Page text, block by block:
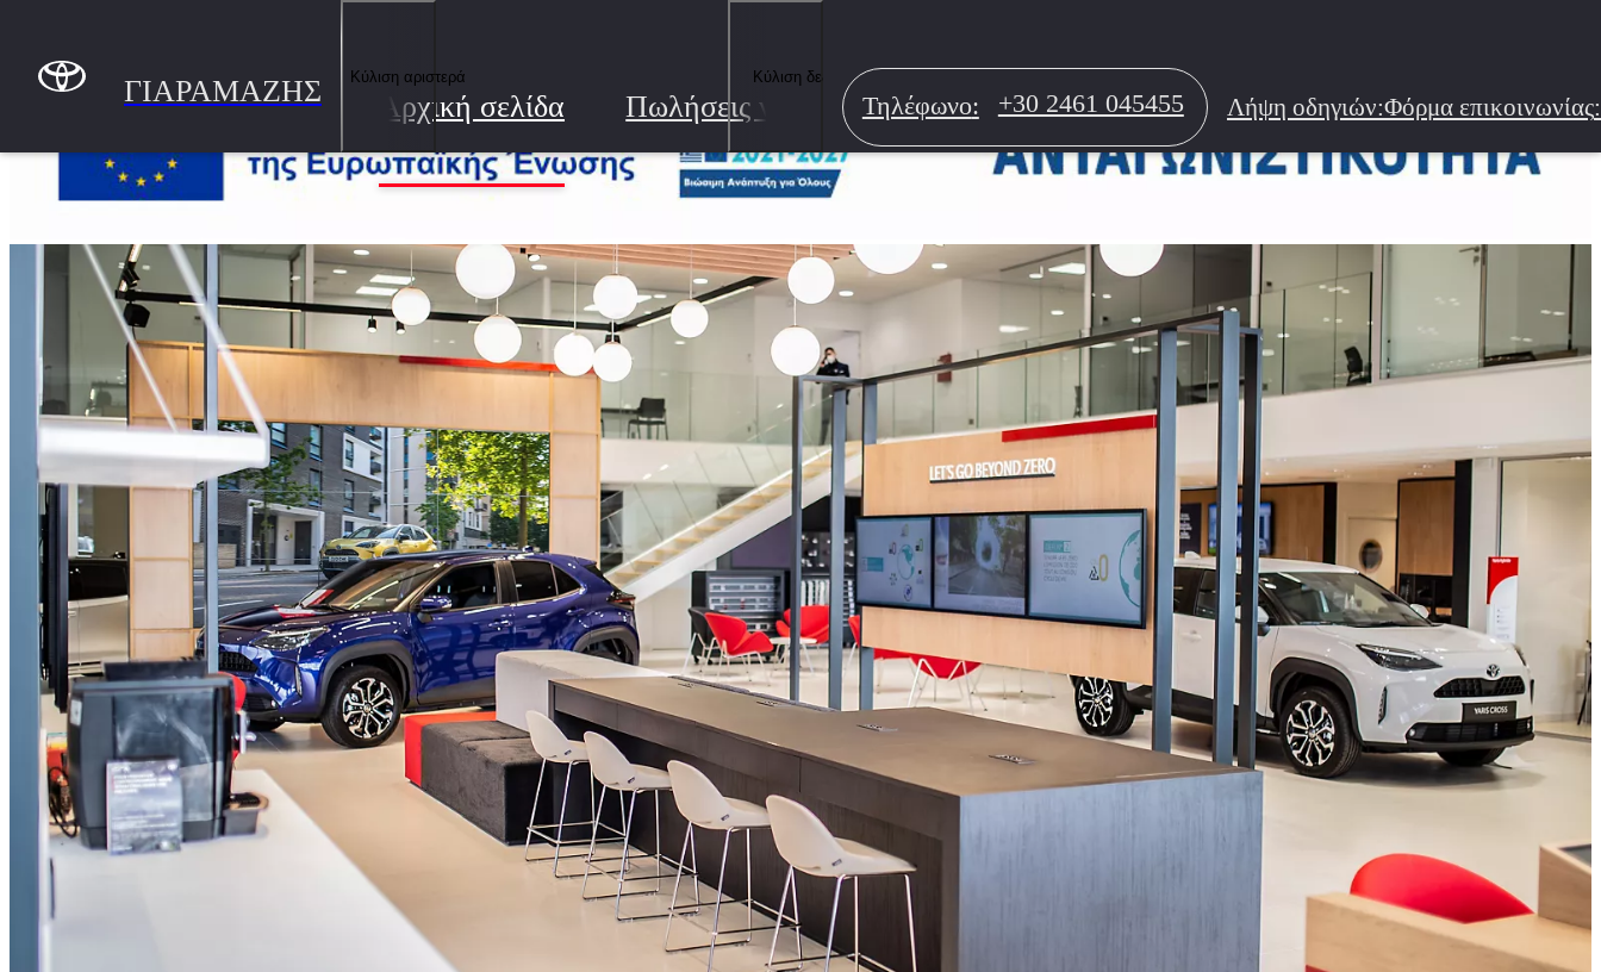
(Πατήστε enter)
ΓΙΑΡΑΜΑΖΗΣ Αρχική σελίδα Πωλήσεις νέων αυτοκινήτων Εταιρικές Πωλήσεις Μεταχειρισμένα
Κύλιση αριστερά Κύλιση δεξιά
Τηλέφωνο: +30 2461 045455 Λήψη οδηγιών:Φόρμα επικοινωνίας: